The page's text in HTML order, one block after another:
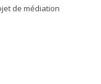
de médiation